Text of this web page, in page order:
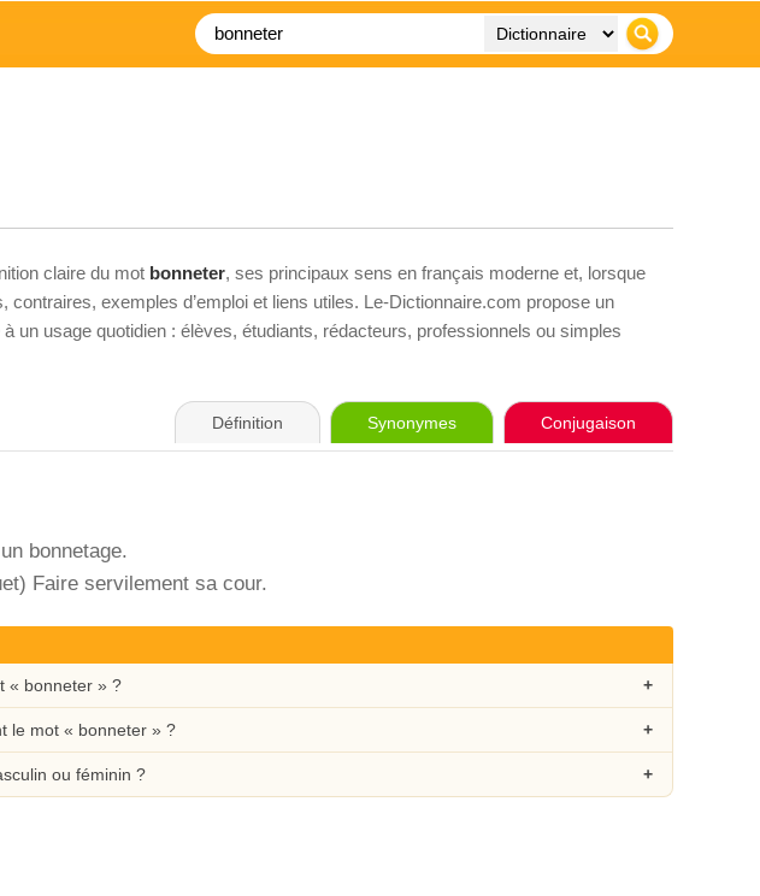
claire du mot bonneter, ses principaux sens en français moderne et, lorsque
contraires, exemples d’emploi et liens utiles. Le-Dictionnaire.com propose un
un usage quotidien : élèves, étudiants, rédacteurs, professionnels ou simples
Définition Synonymes Conjugaison
bonnetage.
Faire servilement sa cour.
« bonneter » ?
le mot « bonneter » ?
ou féminin ?